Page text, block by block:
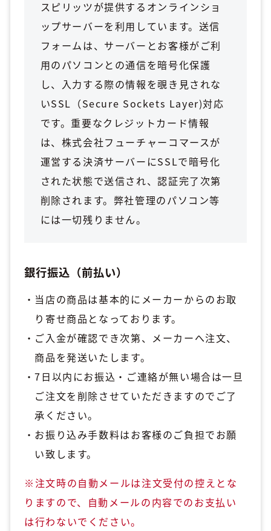
スピリッツが提供するオンラインショ
ップサーバーを利用しています。送信
フォームは、サーバーとお客様がご利
用のパソコンとの通信を暗号化保護
し、入力する際の情報を覗き見されな
いSSL（Secure Sockets Layer)対応
です。重要なクレジットカード情報
は、株式会社フューチャーコマースが
運営する決済サーバーにSSLで暗号化
された状態で送信され、認証完了次第
削除されます。弊社管理のパソコン等
には一切残りません。
銀行振込（前払い）
当店の商品は基本的にメーカーからのお取
り寄せ商品となっております。
ご入金が確認でき次第、メーカーへ注文、
商品を発送いたします。
7日以内にお振込・ご連絡が無い場合は一旦
ご注文を削除させていただきますのでご了
承ください。
お振り込み手数料はお客様のご負担でお願
い致します。
※注文時の自動メールは注文受付の控えとな
りますので、自動メールの内容でのお支払い
は行わないでください。